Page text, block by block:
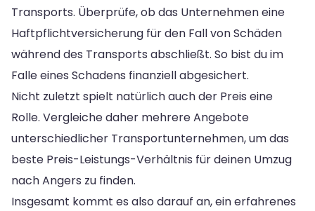
Transports. Überprüfe, ob das Unternehmen eine
Haftpflichtversicherung für den Fall von Schäden
während des Transports abschließt. So bist du im
Falle eines Schadens finanziell abgesichert.
Nicht zuletzt spielt natürlich auch der Preis eine
Rolle. Vergleiche daher mehrere Angebote
unterschiedlicher Transportunternehmen, um das
beste Preis-Leistungs-Verhältnis für deinen Umzug
nach Angers zu finden.
Insgesamt kommt es also darauf an, ein erfahrenes